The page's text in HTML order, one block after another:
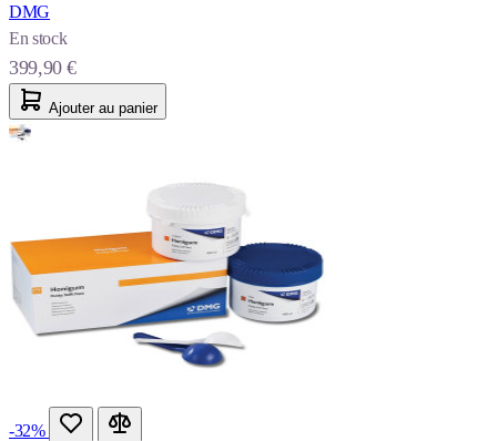
DMG
En stock
399,90 €
Ajouter au panier
-32%